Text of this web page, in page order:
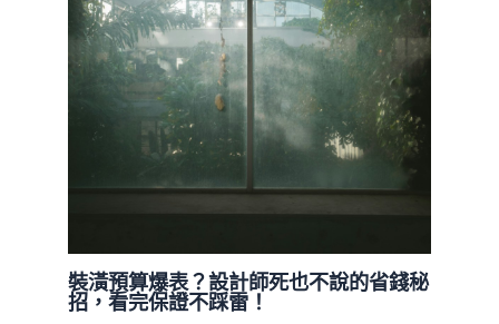
裝潢預算爆表？設計師死也不說的省錢秘
招，看完保證不踩雷！